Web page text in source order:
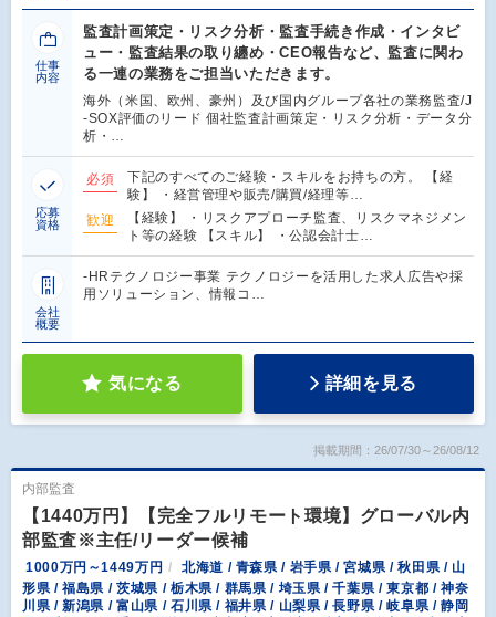
仕事
内容
監査計画策定・リスク分析・監査手続き作成・インタビ
ュー・監査結果の取り纏め・CEO報告など、監査に関わ
る一連の業務をご担当いただきます。
海外（米国、欧州、豪州）及び国内グループ各社の業務監査/J
-SOX評価のリード 個社監査計画策定・リスク分析・データ分
析・…
応募
資格
必須
下記のすべてのご経験・スキルをお持ちの方。 【経
験】 ・経営管理や販売/購買/経理等…
歓迎
【経験】 ・リスクアプローチ監査、リスクマネジメン
ト等の経験 【スキル】 ・公認会計士…
会社
概要
-HRテクノロジー事業 テクノロジーを活用した求人広告や採
用ソリューション、情報コ…
気になる 詳細を見る
掲載期間：26/07/30～26/08/12
内部監査
【1440万円】【完全フルリモート環境】グローバル内
部監査※主任/リーダー候補
1000万円～1449万円
北海道 / 青森県 / 岩手県 / 宮城県 / 秋田県 / 山
形県 / 福島県 / 茨城県 / 栃木県 / 群馬県 / 埼玉県 / 千葉県 / 東京都 / 神奈
川県 / 新潟県 / 富山県 / 石川県 / 福井県 / 山梨県 / 長野県 / 岐阜県 / 静岡